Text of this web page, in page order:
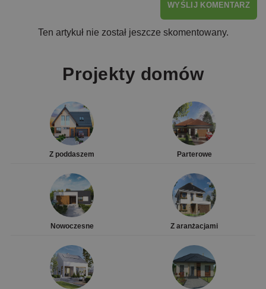
WYŚLIJ KOMENTARZ
Ten artykuł nie został jeszcze skomentowany.
Projekty domów
Z poddaszem Parterowe
Nowoczesne Z aranżacjami